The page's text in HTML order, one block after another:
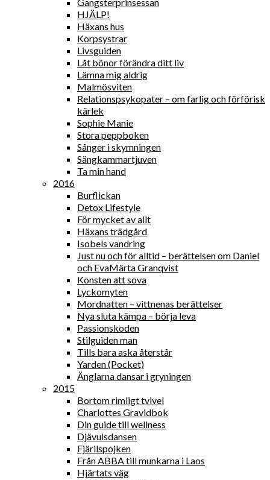
HJÄLP!
Häxans hus
Korpsystrar
Livsguiden
Låt bönor förändra ditt liv
Lämna mig aldrig
Malmösviten
Relationspsykopater – om farlig och förförisk
kärlek
Sophie Manie
Stora peppboken
Sånger i skymningen
Sängkammartjuven
Ta min hand
2016
Burflickan
Detox Lifestyle
För mycket av allt
Häxans trädgård
Isobels vandring
Just nu och för alltid – berättelsen om Daniel
och EvaMärta Granqvist
Konsten att sova
Lyckomyten
Mordnatten – vittnenas berättelser
Nya sluta kämpa – börja leva
Passionskoden
Stilguiden man
Tills bara aska återstår
Yarden (Pocket)
Änglarna dansar i gryningen
2015
Bortom rimligt tvivel
Charlottes Gravidbok
Din guide till wellness
Djävulsdansen
Fjärilspojken
Från ABBA till munkarna i Laos
Hjärtats väg